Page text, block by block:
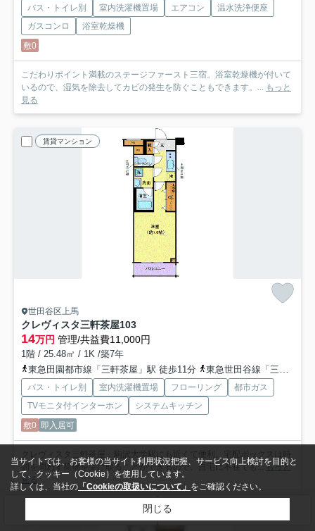
バス・トイレ別 室内洗濯機置場 エアコン
温水洗浄便座
ガスコンロ
浴室乾燥機
敷0
こだわりポイント満載のステージファースト三宿。浴室乾燥機が付いて
いるので、湿気を除去してカビの発生を防ぐこともできます。...
もっと
見る
賃貸マンション
世田谷区上馬
クレヴィスタ三軒茶屋103
14万円 管理/共益費11,000円
1階 / 25.48㎡ / 1K /築7年
東急田園都市線「三軒茶屋」駅 徒歩11分
東急世田谷線「三軒茶屋」駅 徒歩13分
バス・トイレ別 室内洗濯機置場 フローリング
都市ガス
TVモニタ付インターホン
システムキッチン
敷0 即入居可
クレヴィスタ三軒茶屋：駒沢大学駅にも近くて便利。宅配ボックスは時
間を問わず荷物を受け取ることができるので、自宅に不在でも... もっと
見る
賃貸マンション
当サイトでは、お客様の当サイト利用状況把握、サービス向上検討を目的と
して、クッキー（Cookie）を使用しています。
詳しくは、当社の 「Cookieの取扱いについて」 をご確認ください。
閉じる